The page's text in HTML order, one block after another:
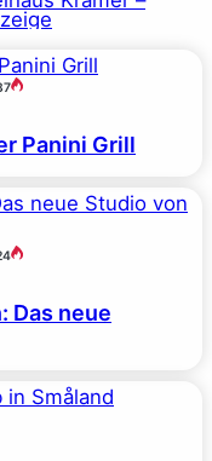
Panini Grill
Das neue